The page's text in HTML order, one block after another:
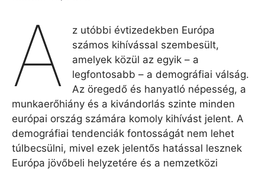
A
z utóbbi évtizedekben Európa
számos kihívással szembesült,
amelyek közül az egyik – a
legfontosabb – a demográfiai válság.
Az öregedő és hanyatló népesség, a
munkaerőhiány és a kivándorlás szinte minden
európai ország számára komoly kihívást jelent. A
demográfiai tendenciák fontosságát nem lehet
túlbecsülni, mivel ezek jelentős hatással lesznek
Európa jövőbeli helyzetére és a nemzetközi